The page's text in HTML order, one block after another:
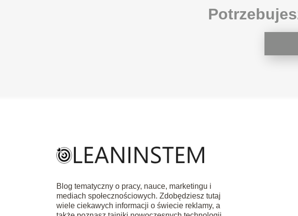
Blog tematyczny o pracy, nauce, marketingu i
mediach społecznościowych. Zdobędziesz tutaj
wiele ciekawych informacji o świecie reklamy, a